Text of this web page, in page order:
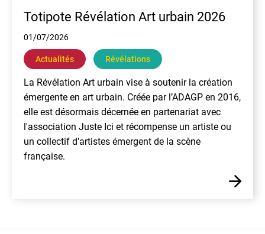
Totipote Révélation Art urbain 2026
01/07/2026
Actualités Révélations
La Révélation Art urbain vise à soutenir la création
émergente en art urbain. Créée par l’ADAGP en 2016,
elle est désormais décernée en partenariat avec
l'association Juste Ici et récompense un artiste ou
un collectif d’artistes émergent de la scène
française.